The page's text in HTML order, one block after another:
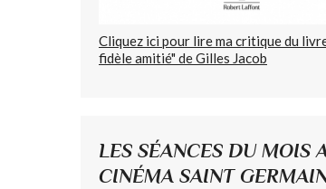
Cliquez ici pour lire ma critique du
fidèle amitié" de Gilles Jacob
LES SÉANCES DU MOIS
CINÉMA SAINT